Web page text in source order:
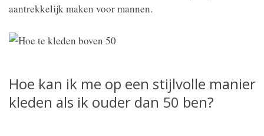
aantrekkelijk maken voor mannen.
Hoe kan ik me op een stijlvolle manier
kleden als ik ouder dan 50 ben?